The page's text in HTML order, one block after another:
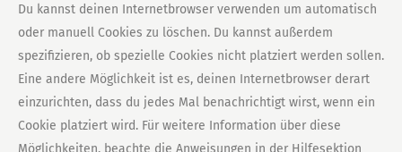
Du kannst deinen Internetbrowser verwenden um automatisch
oder manuell Cookies zu löschen. Du kannst außerdem
spezifizieren, ob spezielle Cookies nicht platziert werden sollen.
Eine andere Möglichkeit ist es, deinen Internetbrowser derart
einzurichten, dass du jedes Mal benachrichtigt wirst, wenn ein
Cookie platziert wird. Für weitere Information über diese
Möglichkeiten, beachte die Anweisungen in der Hilfesektion